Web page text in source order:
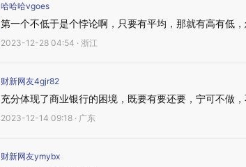
哈哈哈vgoes
第一个不低于是个悖论啊，只要有平均，那就有高有低
2023-12-28 04:54 · 浙江
财新网友4gjr82
充分体现了商业银行的困境，既要有要还要，宁可不做，
2023-12-14 09:18 · 广东
财新网友ymybx